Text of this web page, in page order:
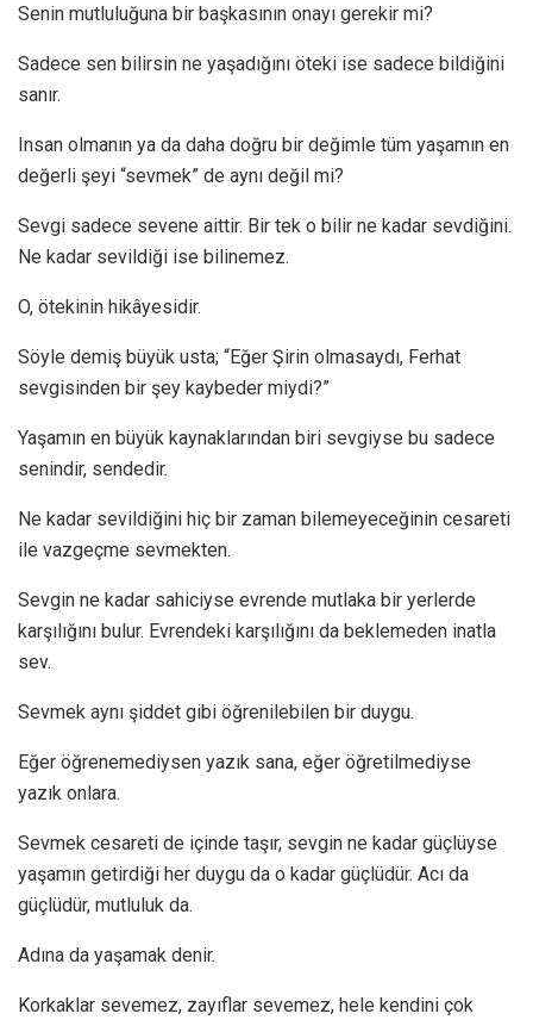
Senin mutluluğuna bir başkasının onayı gerekir mi?
Sadece sen bilirsin ne yaşadığını öteki ise sadece bildiğini
sanır.
Insan olmanın ya da daha doğru bir değimle tüm yaşamın en
değerli şeyi “sevmek” de aynı değil mi?
Sevgi sadece sevene aittir. Bir tek o bilir ne kadar sevdiğini.
Ne kadar sevildiği ise bilinemez.
O, ötekinin hikâyesidir.
Söyle demiş büyük usta; “Eğer Şirin olmasaydı, Ferhat
sevgisinden bir şey kaybeder miydi?”
Yaşamın en büyük kaynaklarından biri sevgiyse bu sadece
senindir, sendedir.
Ne kadar sevildiğini hiç bir zaman bilemeyeceğinin cesareti
ile vazgeçme sevmekten.
Sevgin ne kadar sahiciyse evrende mutlaka bir yerlerde
karşılığını bulur. Evrendeki karşılığını da beklemeden inatla
sev.
Sevmek aynı şiddet gibi öğrenilebilen bir duygu.
Eğer öğrenemediysen yazık sana, eğer öğretilmediyse
yazık onlara.
Sevmek cesareti de içinde taşır, sevgin ne kadar güçlüyse
yaşamın getirdiği her duygu da o kadar güçlüdür. Acı da
güçlüdür, mutluluk da.
Adına da yaşamak denir.
Korkaklar sevemez, zayıflar sevemez, hele kendini çok